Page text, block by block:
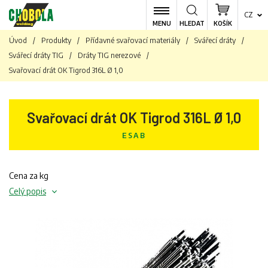
MENU KOŠÍK
CZ
HLEDAT
Úvod / Produkty / Přídavné svařovací materiály / Svářecí dráty
/
Svářecí dráty TIG
/ Dráty TIG nerezové
/
Svařovací drát OK Tigrod 316L Ø 1,0
Svařovací drát OK Tigrod 316L Ø 1,0
ESAB
Cena za kg
Celý popis